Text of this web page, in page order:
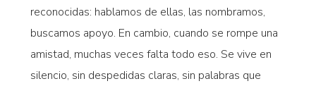
reconocidas: hablamos de ellas, las nombramos,
buscamos apoyo. En cambio, cuando se rompe una
amistad, muchas veces falta todo eso. Se vive en
silencio, sin despedidas claras, sin palabras que